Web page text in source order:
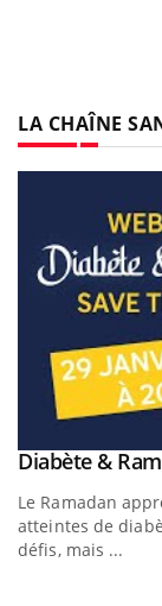
LA CHAÎNE
Youtube
Diabète &
Le Ramadan
atteintes de
défis, mais ...